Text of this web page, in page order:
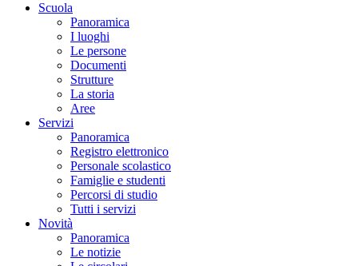
Scuola
Panoramica
I luoghi
Le persone
Documenti
Strutture
La storia
Aree
Servizi
Panoramica
Registro elettronico
Personale scolastico
Famiglie e studenti
Percorsi di studio
Tutti i servizi
Novità
Panoramica
Le notizie